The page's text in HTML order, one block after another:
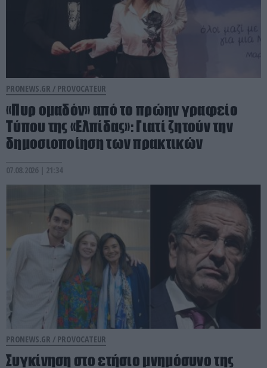
PRONEWS.GR / PROVOCATEUR
«Πυρ ομαδόν» από το πρώην γραφείο
Τύπου της «Ελπίδας»: Γιατί ζητούν την
δημοσιοποίηση των πρακτικών
07.08.2026 | 21:34
PRONEWS.GR / PROVOCATEUR
Συγκίνηση στο ετήσιο μνημόσυνο της